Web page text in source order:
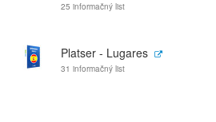
25 informačný list
Platser - Lugares
31 informačný list